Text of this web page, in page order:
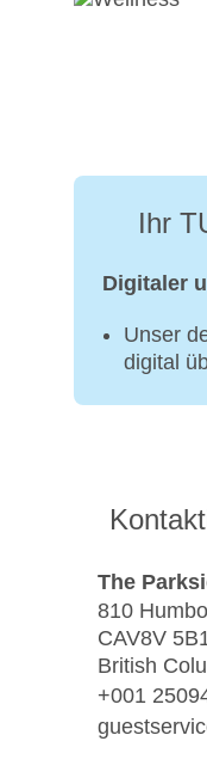
Ihr
Digitaler
Unser
digital
The
810
CAV8V
British
+001